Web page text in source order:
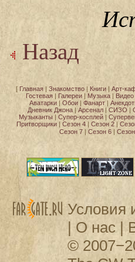
Назад
[ Главная| Знакомство| Книги| Арт-
Гостевая | Галереи | Музыка | Видео
Аватарки | Обои | Фанарт |
Дневник Джона| Арсенал| СИЗО |
Музыканты | Супер-косплей |
Притворщики | Сезон 4 | Сезон 2 |
Сезон 7| Сезон 6|
Условия
| О нас|
©